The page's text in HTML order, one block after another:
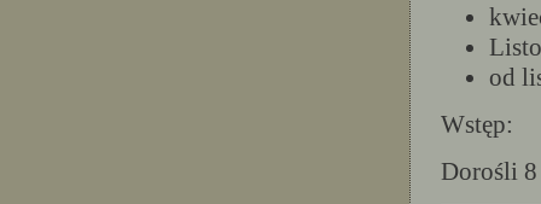
od
Wstęp:
Dorośli